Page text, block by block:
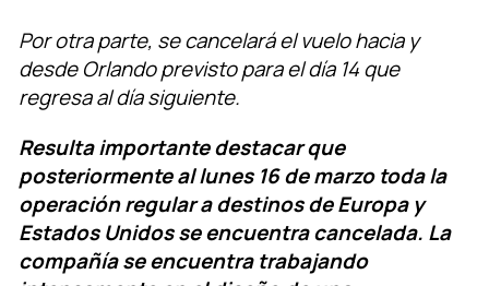
Por otra parte, se cancelará el vuelo hacia y
desde Orlando previsto para el día 14 que
regresa al día siguiente.
Resulta importante destacar que
posteriormente al lunes 16 de marzo toda la
operación regular a destinos de Europa y
Estados Unidos se encuentra cancelada. La
compañía se encuentra trabajando